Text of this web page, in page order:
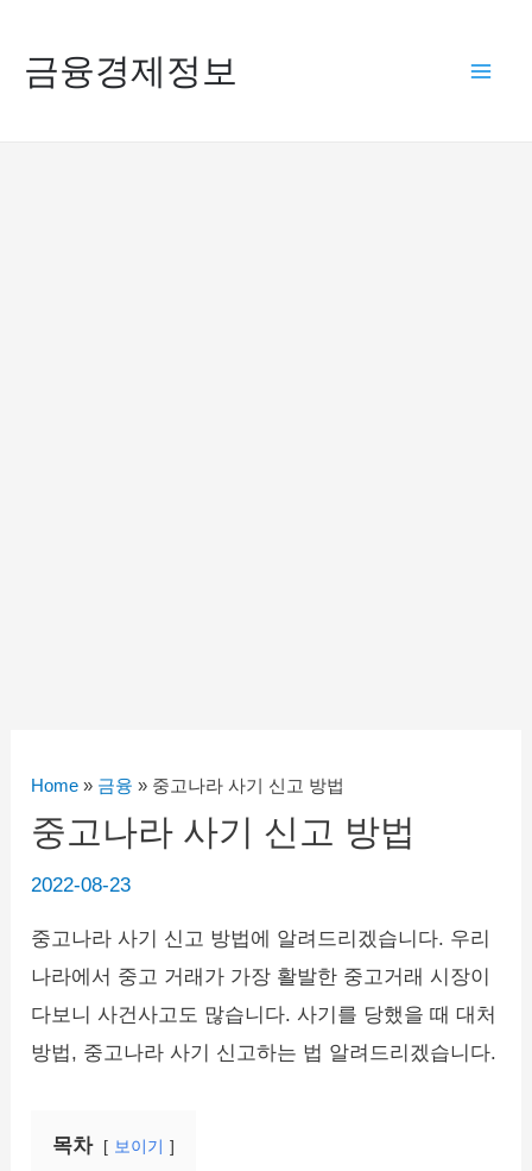
금융경제정보
Home » 금융 » 중고나라 사기 신고 방법
중고나라 사기 신고 방법
2022-08-23
중고나라 사기 신고 방법에 알려드리겠습니다. 우리
나라에서 중고 거래가 가장 활발한 중고거래 시장이
다보니 사건사고도 많습니다. 사기를 당했을 때 대처
방법, 중고나라 사기 신고하는 법 알려드리겠습니다.
목차 보이기